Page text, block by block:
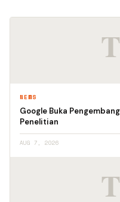
NEWS
Google Buka
Penelitian
AUG 7, 2026